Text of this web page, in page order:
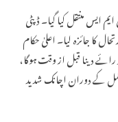
ایم ایس منتقل کیا گیا۔ ڈپٹی
کا جائزہ لیا۔ اعلیٰ حکام
دینا قبل از وقت ہوگا،
کے دوران اچانک شدید